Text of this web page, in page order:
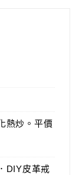
熱炒。平價
DIY皮革戒